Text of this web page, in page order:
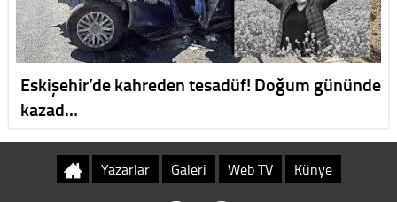
Eskişehir’de kahreden tesadüf! Doğum gününde
kazad…
Yazarlar Galeri Web TV Künye